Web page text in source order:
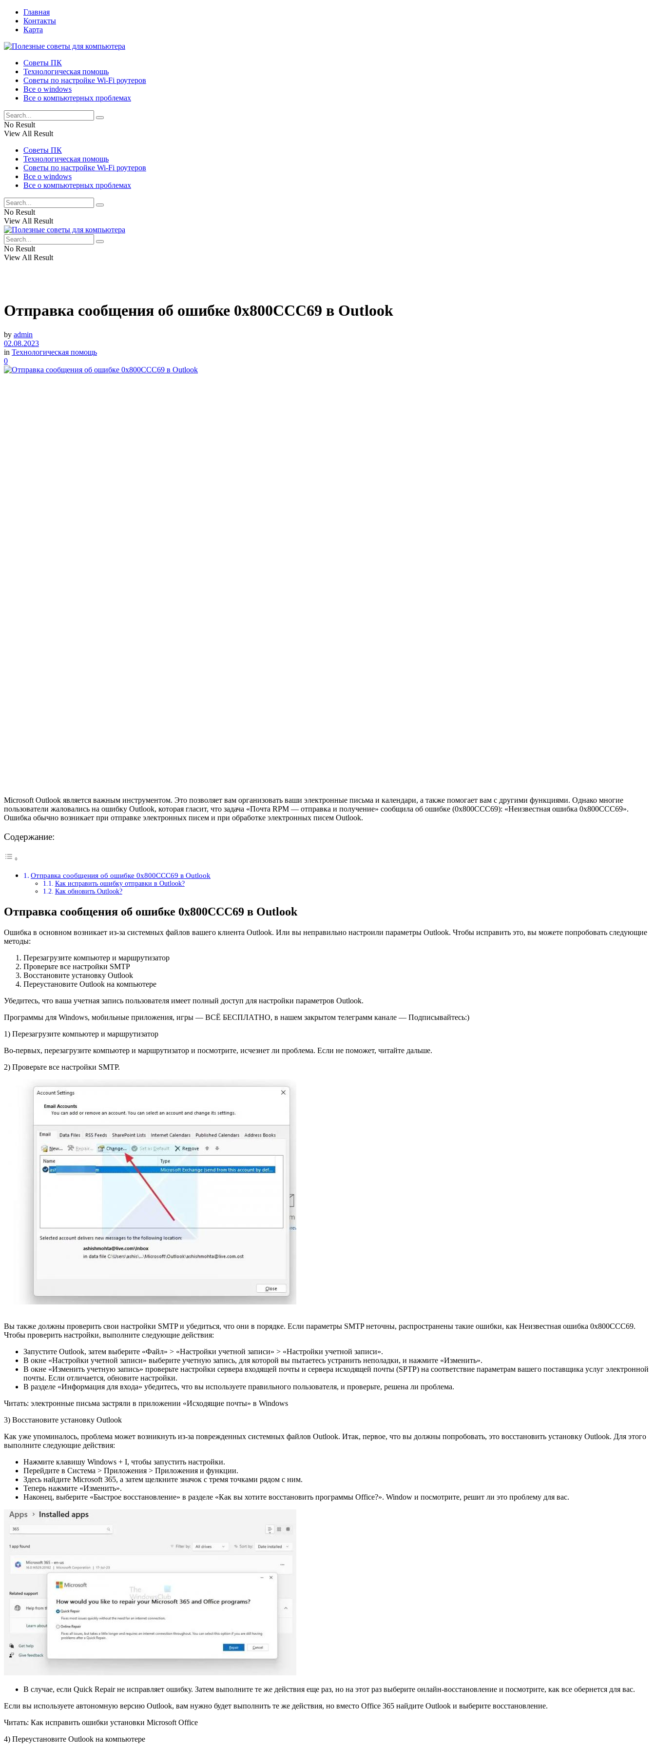
Главная
Контакты
Карта
Советы ПК
Технологическая помощь
Советы по настройке Wi-Fi роутеров
Все о windows
Все о компьютерных проблемах
No Result
View All Result
Советы ПК
Технологическая помощь
Советы по настройке Wi-Fi роутеров
Все о windows
Все о компьютерных проблемах
No Result
View All Result
No Result
View All Result
Отправка сообщения об ошибке 0x800CCC69 в Outlook
by admin
02.08.2023
in Технологическая помощь
0
Microsoft Outlook является важным инструментом. Это позволяет вам организовать ваши электронные письма и календари, а также помогает вам с другими функциями. Однако многие
пользователи жаловались на ошибку Outlook, которая гласит, что задача «Почта RPM — отправка и получение» сообщила об ошибке (0x800CCC69): «Неизвестная ошибка 0x800CCC69».
Ошибка обычно возникает при отправке электронных писем и при обработке электронных писем Outlook.
Содержание:
Отправка сообщения об ошибке 0x800CCC69 в Outlook
Как исправить ошибку отправки в Outlook?
Как обновить Outlook?
Отправка сообщения об ошибке 0x800CCC69 в Outlook
Ошибка в основном возникает из-за системных файлов вашего клиента Outlook. Или вы неправильно настроили параметры Outlook. Чтобы исправить это, вы можете попробовать следующие
методы:
Перезагрузите компьютер и маршрутизатор
Проверьте все настройки SMTP
Восстановите установку Outlook
Переустановите Outlook на компьютере
Убедитесь, что ваша учетная запись пользователя имеет полный доступ для настройки параметров Outlook.
Программы для Windows, мобильные приложения, игры — ВСЁ БЕСПЛАТНО, в нашем закрытом телеграмм канале — Подписывайтесь:)
1) Перезагрузите компьютер и маршрутизатор
Во-первых, перезагрузите компьютер и маршрутизатор и посмотрите, исчезнет ли проблема. Если не поможет, читайте дальше.
2) Проверьте все настройки SMTP.
Вы также должны проверить свои настройки SMTP и убедиться, что они в порядке. Если параметры SMTP неточны, распространены такие ошибки, как Неизвестная ошибка 0x800CCC69.
Чтобы проверить настройки, выполните следующие действия:
Запустите Outlook, затем выберите «Файл» > «Настройки учетной записи» > «Настройки учетной записи».
В окне «Настройки учетной записи» выберите учетную запись, для которой вы пытаетесь устранить неполадки, и нажмите «Изменить».
В окне «Изменить учетную запись» проверьте настройки сервера входящей почты и сервера исходящей почты (SPTP) на соответствие параметрам вашего поставщика услуг электронной
почты. Если отличается, обновите настройки.
В разделе «Информация для входа» убедитесь, что вы используете правильного пользователя, и проверьте, решена ли проблема.
Читать: электронные письма застряли в приложении «Исходящие почты» в Windows
3) Восстановите установку Outlook
Как уже упоминалось, проблема может возникнуть из-за поврежденных системных файлов Outlook. Итак, первое, что вы должны попробовать, это восстановить установку Outlook. Для этого
выполните следующие действия:
Нажмите клавишу Windows + I, чтобы запустить настройки.
Перейдите в Система > Приложения > Приложения и функции.
Здесь найдите Microsoft 365, а затем щелкните значок с тремя точками рядом с ним.
Теперь нажмите «Изменить».
Наконец, выберите «Быстрое восстановление» в разделе «Как вы хотите восстановить программы Office?». Window и посмотрите, решит ли это проблему для вас.
В случае, если Quick Repair не исправляет ошибку. Затем выполните те же действия еще раз, но на этот раз выберите онлайн-восстановление и посмотрите, как все обернется для вас.
Если вы используете автономную версию Outlook, вам нужно будет выполнить те же действия, но вместо Office 365 найдите Outlook и выберите восстановление.
Читать: Как исправить ошибки установки Microsoft Office
4) Переустановите Outlook на компьютере